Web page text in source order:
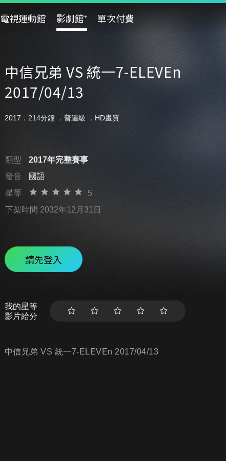
電視運動館 影劇館⁺ 單次付費
中信兄弟 VS 統一7-ELEVEn
2017/04/13
2017．214分鐘 ． 普遍級 ．HD畫質
類型
2017年完整賽事
發音
國語
星等
5
下架時間 2032年12月31日
請先登入
我的星等
影片給分
中信兄弟 VS 統一7-ELEVEn 2017/04/13